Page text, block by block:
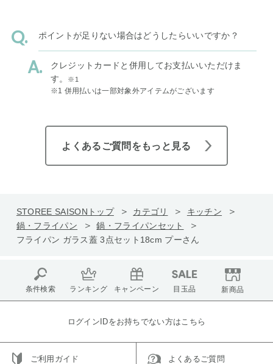
ポイントが足りない場合はどうしたらいいですか？
クレジットカードと併用してお支払いいただけま
す。
※1
※1 併用払いは一部対象外アイテムがございます
よくあるご質問をもっと見る
STOREE SAISONトップ カテゴリ
キッチン
鍋・フライパン
鍋・フライパンセット
フライパン ガラス蓋 3点セット18cm プーさん
条件検索 ランキング キャンペーン 目玉品 新商品
ログインIDをお持ちでない方はこちら
ご利用ガイド よくあるご質問